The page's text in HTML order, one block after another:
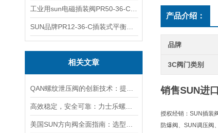
相关文章
产品介绍：
品牌
3C阀门类别
销售SUN进
授权经销：SUN插装
防爆阀、SUN调压阀